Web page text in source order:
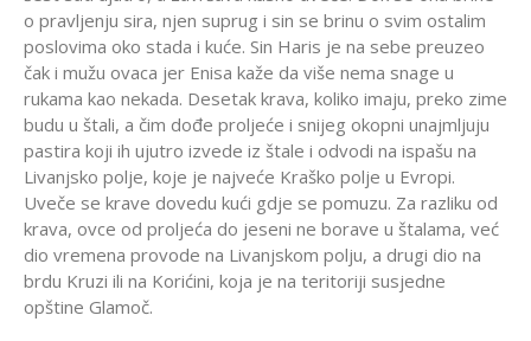
o pravljenju sira, njen suprug i sin se brinu o svim ostalim
poslovima oko stada i kuće. Sin Haris je na sebe preuzeo
čak i mužu ovaca jer Enisa kaže da više nema snage u
rukama kao nekada. Desetak krava, koliko imaju, preko zime
budu u štali, a čim dođe proljeće i snijeg okopni unajmljuju
pastira koji ih ujutro izvede iz štale i odvodi na ispašu na
Livanjsko polje, koje je najveće Kraško polje u Evropi.
Uveče se krave dovedu kući gdje se pomuzu. Za razliku od
krava, ovce od proljeća do jeseni ne borave u štalama, već
dio vremena provode na Livanjskom polju, a drugi dio na
brdu Kruzi ili na Korićini, koja je na teritoriji susjedne
opštine Glamoč.